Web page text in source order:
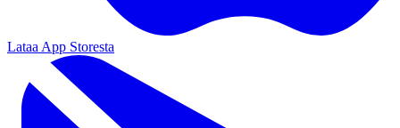
Lataa App Storesta